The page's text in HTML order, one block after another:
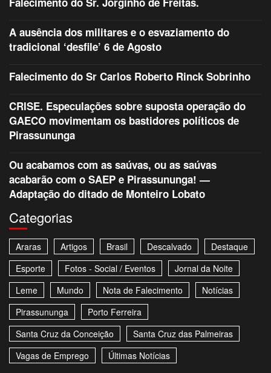
A ausência dos militares e o esvaziamento do
tradicional ‘desfile’ 6 de Agosto
Falecimento do Sr Carlos Roberto Rinck Sobrinho
CRISE. Especulações sobre suposta operação do
GAECO movimentam os bastidores políticos de
Pirassununga
Ou acabamos com as saúvas, ou as saúvas
acabarão com o SAEP e Pirassununga! —
Adaptação do ditado de Monteiro Lobato
Categorias
Araras Artigos Brasil Descalvado
Destaque
Esporte
Fotos - Social / Eventos
Jornal da Noite
Leme
Mundo Nota de Falecimento
Notícias
Pirassununga
Porto Ferreira
Santa Cruz da Conceição
Santa Cruz das Palmeiras
Vagas de Emprego
Últimas Notícias